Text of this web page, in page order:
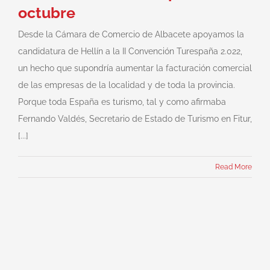
octubre
Desde la Cámara de Comercio de Albacete apoyamos la
candidatura de Hellín a la II Convención Turespaña 2.022,
un hecho que supondría aumentar la facturación comercial
de las empresas de la localidad y de toda la provincia.
Porque toda España es turismo, tal y como afirmaba
Fernando Valdés, Secretario de Estado de Turismo en Fitur,
[...]
Read More